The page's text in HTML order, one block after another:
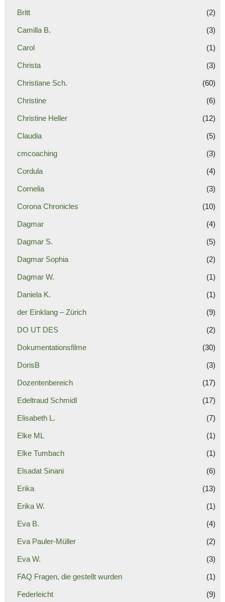
Britt (2)
Camilla B. (3)
Carol (1)
Christa (3)
Christiane Sch. (60)
Christine (6)
Christine Heller (12)
Claudia (5)
cmcoaching (3)
Cordula (4)
Cornelia (3)
Corona Chronicles (10)
Dagmar (4)
Dagmar S. (5)
Dagmar Sophia (2)
Dagmar W. (1)
Daniela K. (1)
der Einklang – Zürich (9)
DO UT DES (2)
Dokumentationsfilme (30)
DorisB (3)
Dozentenbereich (17)
Edeltraud Schmidl (17)
Elisabeth L. (7)
Elke ML (1)
Elke Tumbach (1)
Elsadat Sinani (6)
Erika (13)
Erika W. (1)
Eva B. (4)
Eva Pauler-Müller (2)
Eva W. (3)
FAQ Fragen, die gestellt wurden (1)
Federleicht (9)